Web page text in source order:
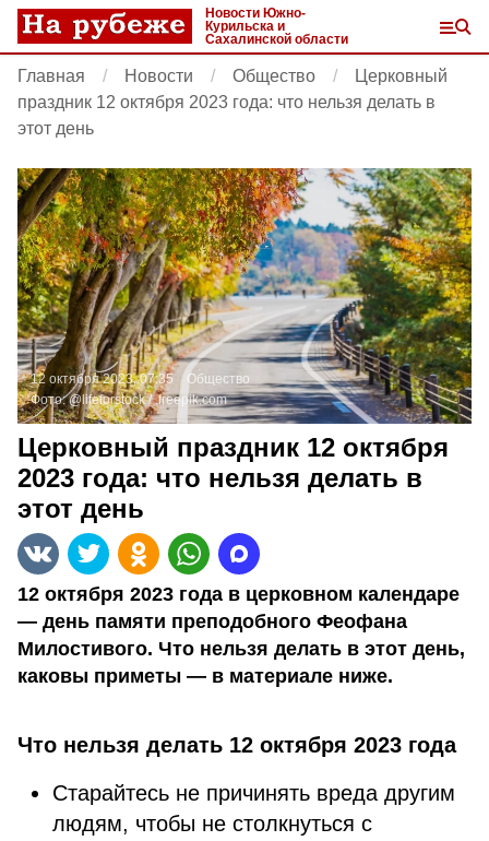
Новости Южно-
Курильска и
Сахалинской области
Главная Новости Общество
Церковный
праздник 12 октября 2023 года: что нельзя делать в
этот день
12 октября 2023, 07:35
Общество
Фото:@lifeforstock / .freepik.com
Церковный праздник 12 октября
2023 года: что нельзя делать в
этот день
12 октября 2023 года в церковном календаре
— день памяти преподобного Феофана
Милостивого. Что нельзя делать в этот день,
каковы приметы — в материале ниже.
Что нельзя делать 12 октября 2023 года
Старайтесь не причинять вреда другим
людям, чтобы не столкнуться с